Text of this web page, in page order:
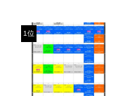
1位